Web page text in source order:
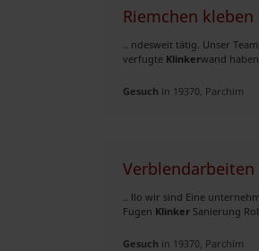
Riemchen
.. ndesweit tätig. Unser
verfugte Klinkerwand
Gesuch in 19370, Parchim
Verblendarbeiten
.. llo wir sind Eine
Fugen Klinker Sanierung
Gesuch in 19370, Parchim